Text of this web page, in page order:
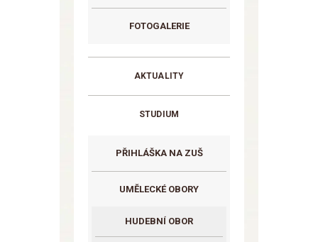
FOTOGALERIE
AKTUALITY
STUDIUM
PŘIHLÁŠKA NA ZUŠ
UMĚLECKÉ OBORY
HUDEBNÍ OBOR